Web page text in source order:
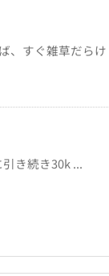
、すぐ雑草だらけ
き続き30k ...